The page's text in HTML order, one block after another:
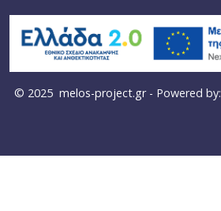
© 2025 melos-project.gr- Powered by: